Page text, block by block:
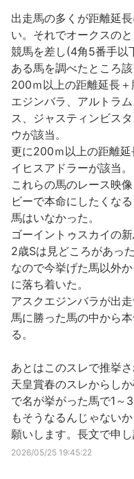
出走馬の多くが距離延
い。それでオークスの
競馬を差し(4角5番手以
ある馬を調べたところ
200ｍ以上の距離延長
エジンバラ、アルトラ
ス、ジャスティンビス
ウが該当。
更に200ｍ以上の距離
イヒスアドラーが該当。
これらの馬のレース映
ビーで本命にしたくな
馬はいなかった。
ゴーイントゥスカイの
2歳Sは見どころがあった
なので今挙げた馬以外
に落ち着いた。
アスクエジンバラが出
馬に勝った馬の中から
る。
あとはこのスレで推挙
天皇賞春のスレからし
で名が挙がった馬で1～
もそうなるんじゃない
願いします。長文で申し
2026/05/25 19:45:22